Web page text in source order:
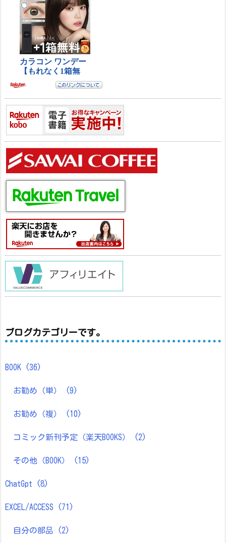
ブログカテゴリーです。
BOOK (36)
お勧め（単） (9)
お勧め（複） (10)
コミック新刊予定（楽天BOOKS） (2)
その他（BOOK） (15)
ChatGpt (8)
EXCEL/ACCESS (71)
自分の部品 (2)